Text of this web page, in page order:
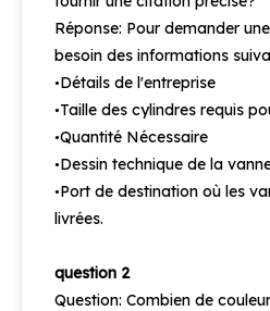
Réponse: Pour demander
besoin des informations
•Détails de l'entreprise
•Taille des cylindres requis
•Quantité Nécessaire
•Dessin technique de la
•Port de destination où les
livrées.
question 2
Question: Combien de